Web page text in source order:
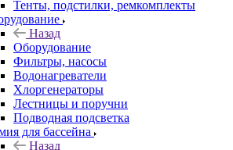
Тенты, подстилки, ремкомплекты
Назад
Оборудование
Фильтры, насосы
Водонагреватели
Хлоргенераторы
Лестницы и поручни
Подводная подсветка
для бассейна
Назад